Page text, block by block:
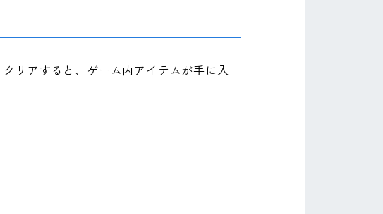
リアすると、ゲーム内アイテムが手に入